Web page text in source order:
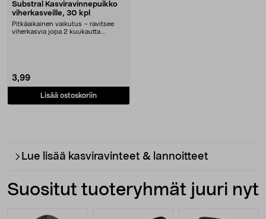
Substral Kasviravinnepuikko
viherkasveille, 30 kpl
Pitkäaikainen vaikutus – ravitsee
viherkasvia jopa 2 kuukautta.
3,99
Lisää ostoskoriin
Lue lisää kasviravinteet & lannoitteet
Suositut tuoteryhmät juuri nyt